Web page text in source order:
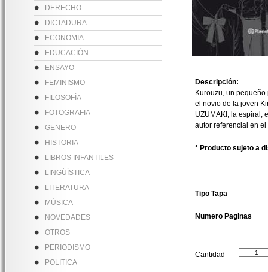
DERECHO
DICTADURA
ECONOMIA
EDUCACIÓN
ENSAYO
FEMINISMO
FILOSOFÍA
FOTOGRAFIA
GENERO
HISTORIA
LIBROS INFANTILES
LINGÜÍSTICA
LITERATURA
MÚSICA
NOVEDADES
OTROS
PERIODISMO
POLITICA
Descripción:
Kurouzu, un
el novio de la joven
UZUMAKI, la espiral,
autor referencial en
* Producto sujeto a
Tipo Tapa
Numero Paginas
Cantidad